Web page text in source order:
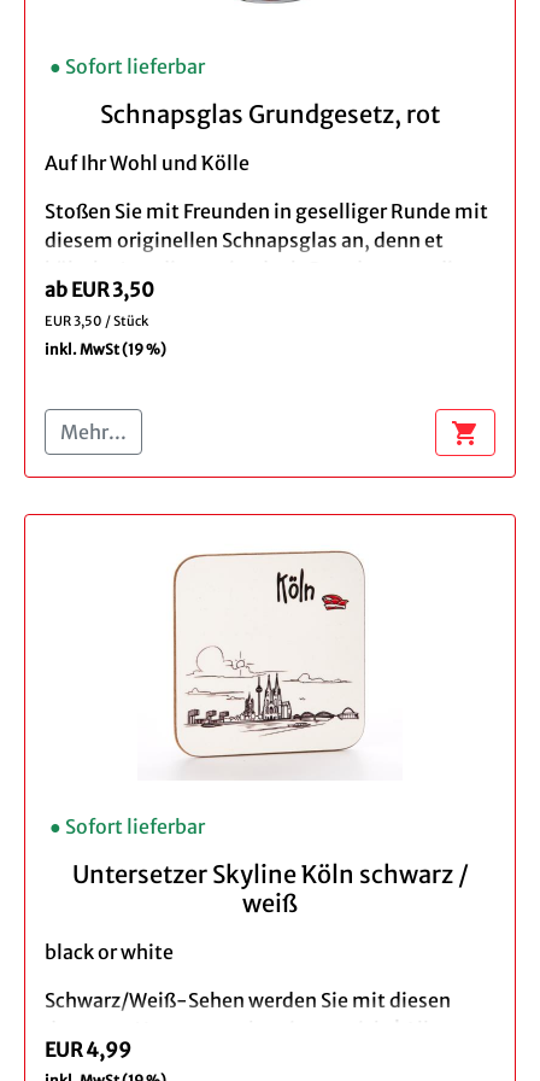
● Sofort lieferbar
Schnapsglas Grundgesetz, rot
Auf Ihr Wohl und Kölle
Stoßen Sie mit Freunden in geselliger Runde mit
diesem originellen Schnapsglas an, denn et
Glas zu erheben. Und damit Sie die 11 Weisheiten
vun Kölle immer im Blick haben, sind diese auf
dem Schnapsglas aufgedruckt.
Produktbeschreibung:
Menge: Einzeln, 3 für 2 Set
Material: Glas
Füllmenge: 6,5 cl ohne Füllstrich
Wir empfehlen das Spülen per Hand.
ab EUR 3,50
EUR 3,50 / Stück
inkl. MwSt (19 %)
Mehr... shopping_cart
● Sofort lieferbar
Untersetzer Skyline Köln schwarz /
weiß
black or white
Schwarz/Weiß-Sehen werden Sie mit diesen
dezenten Untersetzer bestimmt nicht! Alles was
Sie an Köln schätzen, den Dom, die Kranhäuser,
EUR 4,99